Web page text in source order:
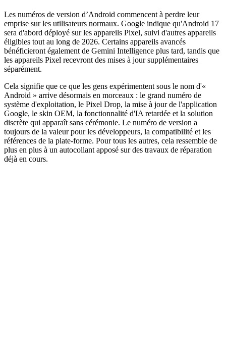
Les numéros de version d’Android commencent à perdre leur
emprise sur les utilisateurs normaux. Google indique qu'Android 17
sera d'abord déployé sur les appareils Pixel, suivi d'autres appareils
éligibles tout au long de 2026. Certains appareils avancés
bénéficieront également de Gemini Intelligence plus tard, tandis que
les appareils Pixel recevront des mises à jour supplémentaires
séparément.
Cela signifie que ce que les gens expérimentent sous le nom d'«
Android » arrive désormais en morceaux : le grand numéro de
système d'exploitation, le Pixel Drop, la mise à jour de l'application
Google, le skin OEM, la fonctionnalité d'IA retardée et la solution
discrète qui apparaît sans cérémonie. Le numéro de version a
toujours de la valeur pour les développeurs, la compatibilité et les
références de la plate-forme. Pour tous les autres, cela ressemble de
plus en plus à un autocollant apposé sur des travaux de réparation
déjà en cours.